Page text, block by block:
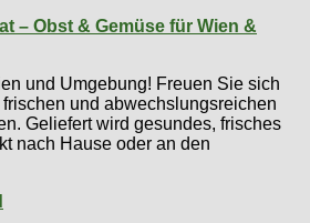
– Obst & Gemüse für Wien &
und Umgebung! Freuen Sie sich
und abwechslungsreichen
Geliefert wird gesundes, frisches
nach Hause oder an den